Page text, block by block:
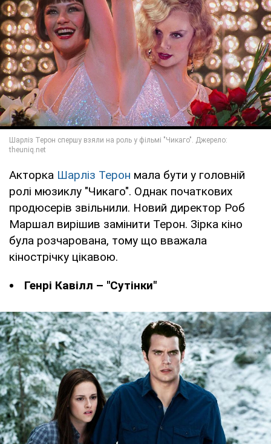
Акторка Шарліз Терон мала бути у головній
ролі мюзиклу "Чикаго". Однак початкових
продюсерів звільнили. Новий директор Роб
Маршал вирішив замінити Терон. Зірка кіно
була розчарована, тому що вважала
кінострічку цікавою.
Генрі Кавілл – "Сутінки"